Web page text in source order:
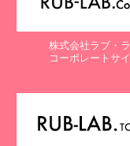
株式会社ラブ・
コーポレートサ